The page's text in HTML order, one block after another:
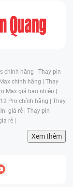
chính hãng | Thay pin
chính hãng | Thay
Max giá bao nhiêu |
Pro chính hãng | Thay
giá rẻ | Thay pin
rẻ |
Xem thêm